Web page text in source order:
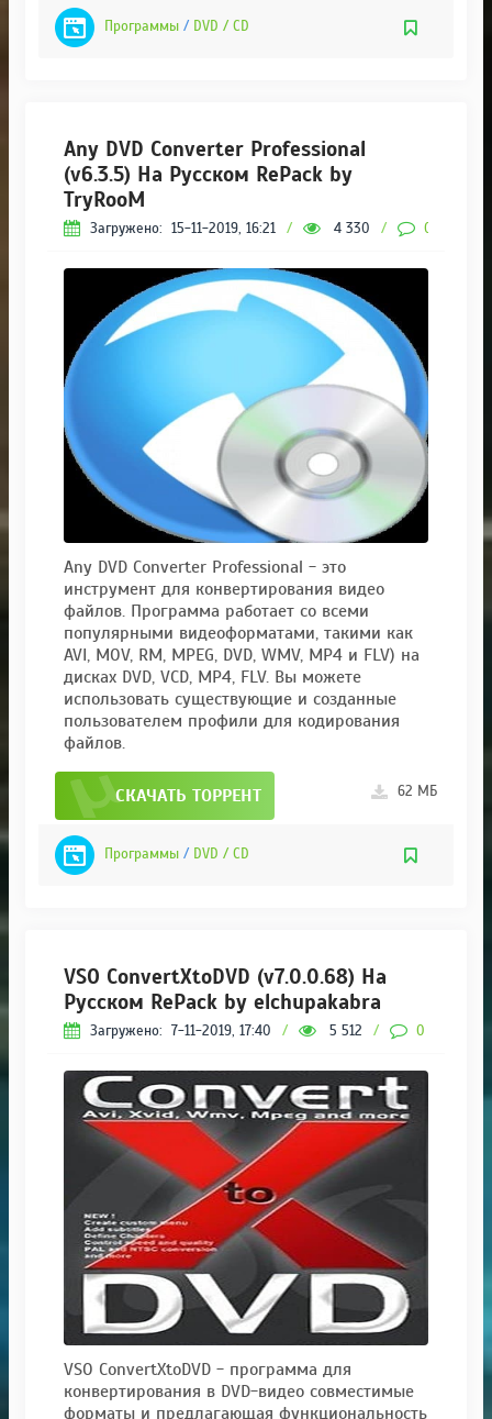
Программы / DVD / CD
Any DVD Converter Professional
(v6.3.5) На Русском RePack by
TryRooM
Загружено: 15-11-2019, 16:21 / 4 330 / 0
Any DVD Converter Professional - это
инструмент для конвертирования видео
файлов. Программа работает со всеми
популярными видеоформатами, такими как
AVI, MOV, RM, MPEG, DVD, WMV, MP4 и FLV) на
дисках DVD, VCD, MP4, FLV. Вы можете
использовать существующие и созданные
пользователем профили для кодирования
файлов.
СКАЧАТЬ ТОРРЕНТ 62 МБ
Программы / DVD / CD
VSO ConvertXtoDVD (v7.0.0.68) На
Русском RePack by elchupakabra
Загружено: 7-11-2019, 17:40 / 5 512 / 0
VSO ConvertXtoDVD - программа для
конвертирования в DVD-видео совместимые
форматы и предлагающая функциональность